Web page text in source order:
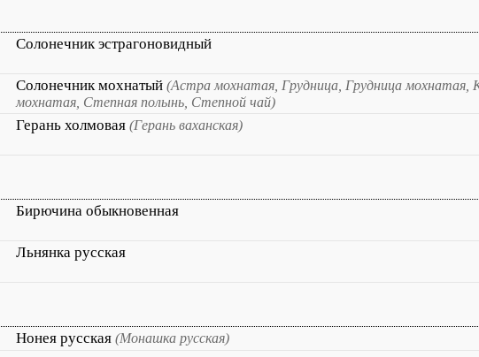
Солонечник эстрагоновидный
Солонечник мохнатый (Астра мохнатая, Грудница, Грудница мохнатая,
мохнатая, Степная полынь, Степной чай)
Герань холмовая (Герань ваханская)
Бирючина обыкновенная
Льнянка русская
Нонея русская (Монашка русская)